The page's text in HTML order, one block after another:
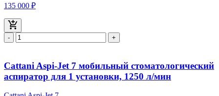
135 000 ₽
- +
Cattani Aspi-Jet 7 мобильный стоматологический
аспиратор для 1 установки, 1250 л/мин